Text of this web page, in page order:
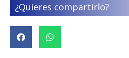
¿Quieres compartirlo?